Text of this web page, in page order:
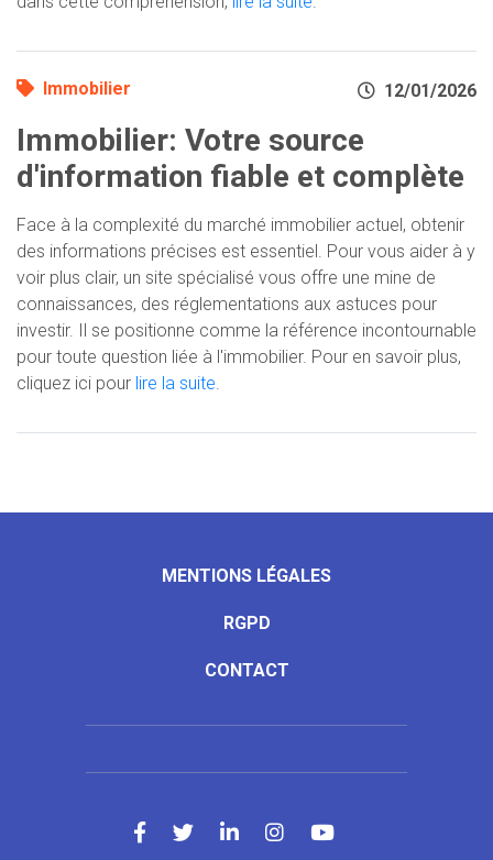
Immobilier 12/01/2026
Immobilier: Votre source
d'information fiable et complète
Face à la complexité du marché immobilier actuel, obtenir
des informations précises est essentiel. Pour vous aider à y
voir plus clair, un site spécialisé vous offre une mine de
connaissances, des réglementations aux astuces pour
investir. Il se positionne comme la référence incontournable
pour toute question liée à l'immobilier. Pour en savoir plus,
cliquez ici pour lire la suite.
MENTIONS LÉGALES
RGPD
CONTACT